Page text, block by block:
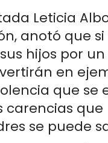
Leticia
anotó que
hijos por
en
que se
carencias
se puede